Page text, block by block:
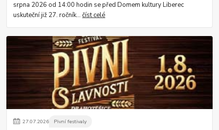
srpna 2026 od 14:00 hodin se před Domem kultury Liberec
uskuteční již 27. ročník...číst celé
27.07.2026 Pivní festivaly